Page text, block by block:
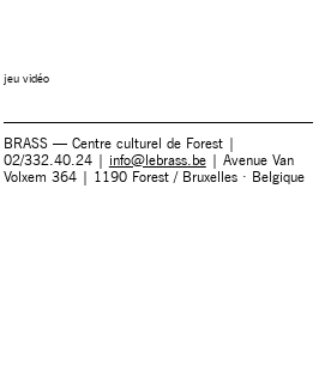
jeu vidéo
BRASS — Centre culturel de Forest |
02/332.40.24 | info@lebrass.be| Avenue Van
Volxem 364 | 1190 Forest / Bruxelles · Belgique